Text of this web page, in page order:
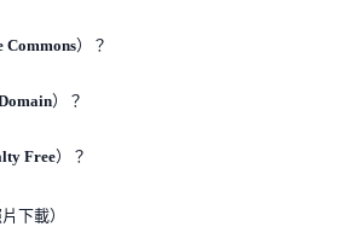
）？
）？
Free）？
下載）